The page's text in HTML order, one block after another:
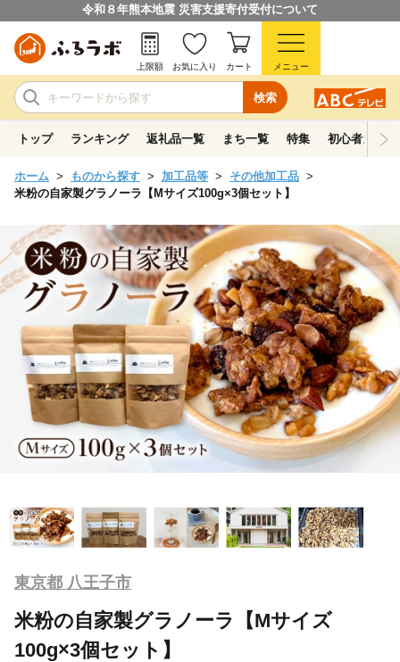
令和８年熊本地震 災害支援寄付受付について
検索
上限額 お気に入り カート メニュー
トップ ランキング 返礼品一覧 まち一覧 特集 初心者ガイド
ホーム ものから探す 加工品等
その他加工品
米粉の自家製グラノーラ【Mサイズ100g×3個セット】
東京都 八王子市
米粉の自家製グラノーラ【Mサイズ
100g×3個セット】